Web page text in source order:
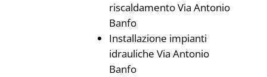
riscaldamento Via Antonio
Banfo
Installazione impianti
idrauliche Via Antonio
Banfo